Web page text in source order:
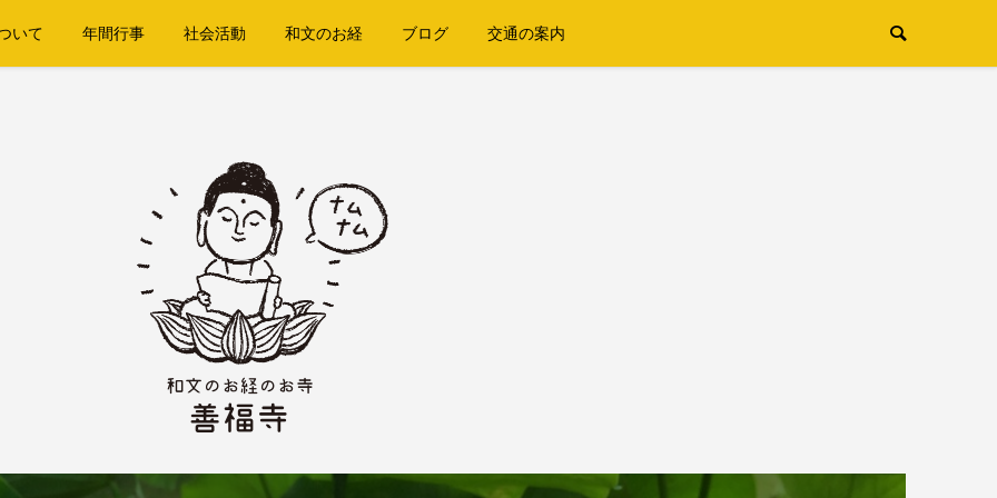
いて 年間行事 社会活動 和文のお経 ブログ 交通の案内